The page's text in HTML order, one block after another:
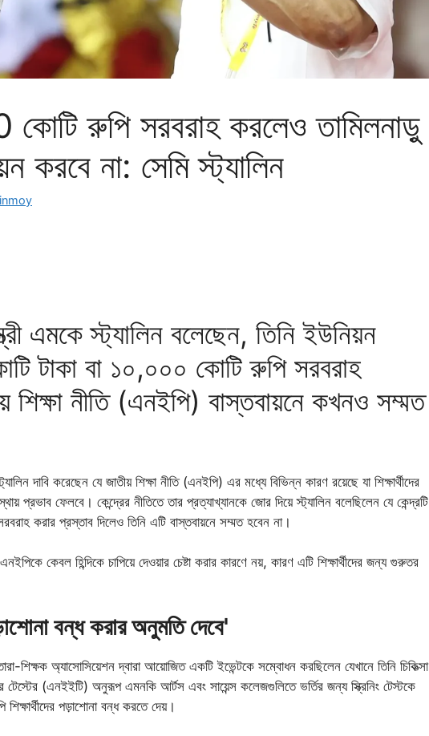
কোটি রুপি সরবরাহ করলেও তামিলনাড়ু
করবে না: সেমি স্ট্যালিন
এমকে স্ট্যালিন বলেছেন, তিনি ইউনিয়ন
টাকা বা ১০,০০০ কোটি রুপি সরবরাহ
শিক্ষা নীতি (এনইপি) বাস্তবায়নে কখনও সম্মত
দাবি করেছেন যে জাতীয় শিক্ষা নীতি (এনইপি) এর মধ্যে বিভিন্ন কারণ রয়েছে যা শিক্ষার্থীদের
প্রভাব ফেলবে। কেন্দ্রের নীতিতে তার প্রত্যাখ্যানকে জোর দিয়ে স্ট্যালিন বলেছিলেন যে কেন্দ্রটি
করার প্রস্তাব দিলেও তিনি এটি বাস্তবায়নে সম্মত হবেন না।
কেবল হিন্দিকে চাপিয়ে দেওয়ার চেষ্টা করার কারণে নয়, কারণ এটি শিক্ষার্থীদের জন্য গুরুতর
বন্ধ করার অনুমতি দেবে'
শিক্ষক অ্যাসোসিয়েশন দ্বারা আয়োজিত একটি ইভেন্টকে সম্বোধন করছিলেন যেখানে তিনি চিকিত্সা
টেস্টের (এনইইটি) অনুরূপ এমনকি আর্টস এবং সায়েন্স কলেজগুলিতে ভর্তির জন্য স্ক্রিনিং টেস্টকে
পড়াশোনা বন্ধ করতে দেয়।